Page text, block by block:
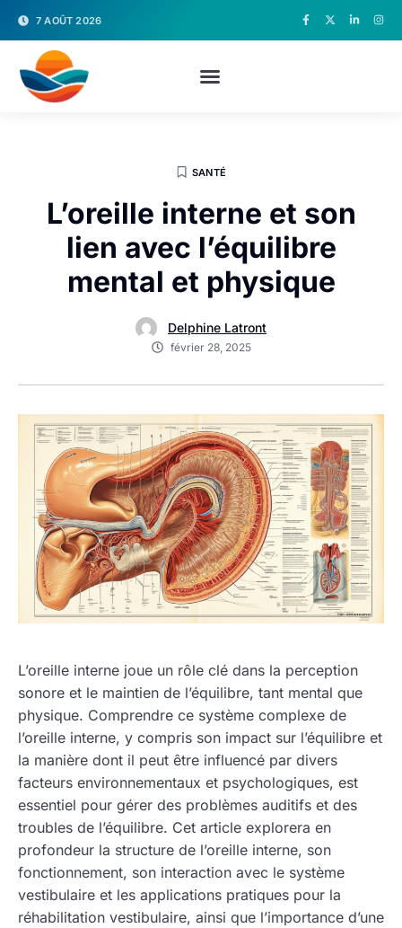
7 AOÛT 2026
SANTÉ
L’oreille interne et son
lien avec l’équilibre
mental et physique
Delphine Latront
février 28, 2025
L’oreille interne joue un rôle clé dans la perception
sonore et le maintien de l’équilibre, tant mental que
physique. Comprendre ce système complexe de
l’oreille interne, y compris son impact sur l’équilibre et
la manière dont il peut être influencé par divers
facteurs environnementaux et psychologiques, est
essentiel pour gérer des problèmes auditifs et des
troubles de l’équilibre. Cet article explorera en
profondeur la structure de l’oreille interne, son
fonctionnement, son interaction avec le système
vestibulaire et les applications pratiques pour la
réhabilitation vestibulaire, ainsi que l’importance d’une